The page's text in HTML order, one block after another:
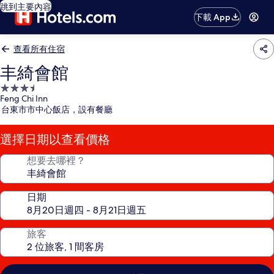
跳到主要內容
下載 App
查看所有住宿
丰綺會館
3.5
星
級
住
宿
Feng Chi Inn
台東市市中心飯店，設有餐廳
選擇日期以查看價格
想要去哪裡？
日期
旅客